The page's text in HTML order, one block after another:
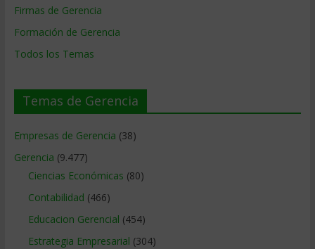
Firmas de Gerencia
Formación de Gerencia
Todos los Temas
Temas de Gerencia
Empresas de Gerencia (38)
Gerencia (9.477)
Ciencias Económicas (80)
Contabilidad (466)
Educacion Gerencial (454)
Estrategia Empresarial (304)